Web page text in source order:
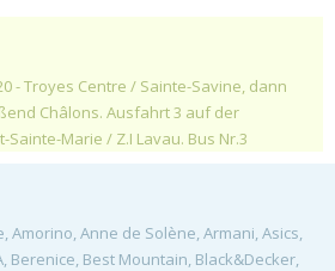
- Troyes Centre / Sainte-Savine, dann
Châlons. Ausfahrt 3 auf der
Marie / Z.I Lavau. Bus Nr.3
Amorino, Anne de Solène, Armani, Asics,
Berenice, Best Mountain, Black&Decker,